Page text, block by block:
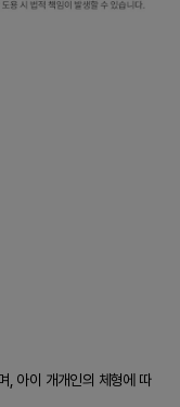
, 아이 개개인의 체형에 따